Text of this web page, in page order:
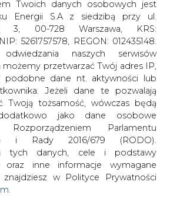
CIRE.TV
naszych serwisów
przetwarzać Twój adres IP,
podobne dane nt. aktywności lub
Jeżeli dane te pozwalają
Twoją tożsamość, wówczas będą
jako dane osobowe
Parlamentu
i Rady 2016/679 (RODO).
tych danych, cele i podstawy
oraz inne informacje wymagane
w Polityce Prywatności
także z innych usług dostępnych
naszego serwisu, przetwarzamy
osobowe podane przy zakładaniu
RYNEK PALIW / PERN: w 2018 r.
na rynku paliw